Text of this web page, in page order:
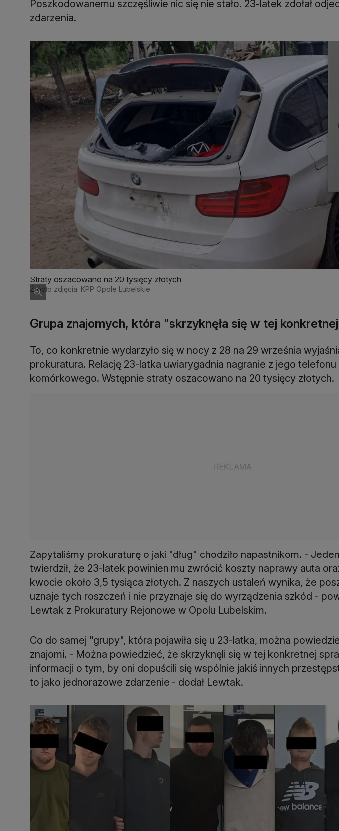
Poszkodowanemu szczęśliwie nic się nie stało. 23-latek zdołał
zdarzenia.
Straty oszacowano na 20 tysięcy złotych
Źródło zdjęcia: KPP Opole Lubelskie
Grupa znajomych, która "skrzyknęła się w tej
To, co konkretnie wydarzyło się w nocy z 28 na 29 września
prokuratura. Relację 23-latka uwiarygadnia nagranie z jego telefonu
komórkowego. Wstępnie straty oszacowano na 20 tysięcy złotych.
Zapytaliśmy prokuraturę o jaki "dług" chodziło napastnikom. -
twierdził, że 23-latek powinien mu zwrócić koszty naprawy auta
kwocie około 3,5 tysiąca złotych. Z naszych ustaleń wynika, że
uznaje tych roszczeń i nie przyznaje się do wyrządzenia szkód -
Lewtak z Prokuratury Rejonowe w Opolu Lubelskim.
Co do samej "grupy", która pojawiła się u 23-latka, można
znajomi. - Można powiedzieć, że skrzyknęli się w tej konkretnej
informacji o tym, by oni dopuścili się wspólnie jakiś innych
to jako jednorazowe zdarzenie - dodał Lewtak.